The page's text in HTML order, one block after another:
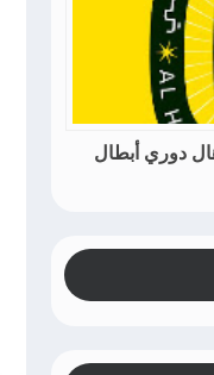
دوري أبطال